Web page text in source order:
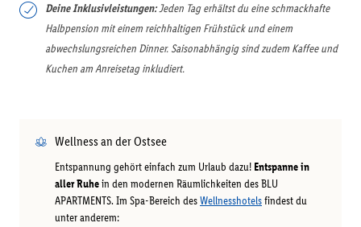
Deine Inklusivleistungen:Jeden Tag erhältst du eine schmackhafte
Halbpension mit einem reichhaltigen Frühstück und einem
abwechslungsreichen Dinner. Saisonabhängig sind zudem Kaffee und
Kuchen am Anreisetag inkludiert.
Wellness an der Ostsee
Entspannung gehört einfach zum Urlaub dazu! Entspanne in
aller Ruhein den modernen Räumlichkeiten des BLU
APARTMENTS. Im Spa-Bereich desWellnesshotelsfindest du
unter anderem: